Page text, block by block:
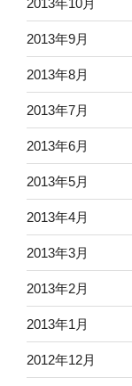
2013年9月
2013年8月
2013年7月
2013年6月
2013年5月
2013年4月
2013年3月
2013年2月
2013年1月
2012年12月